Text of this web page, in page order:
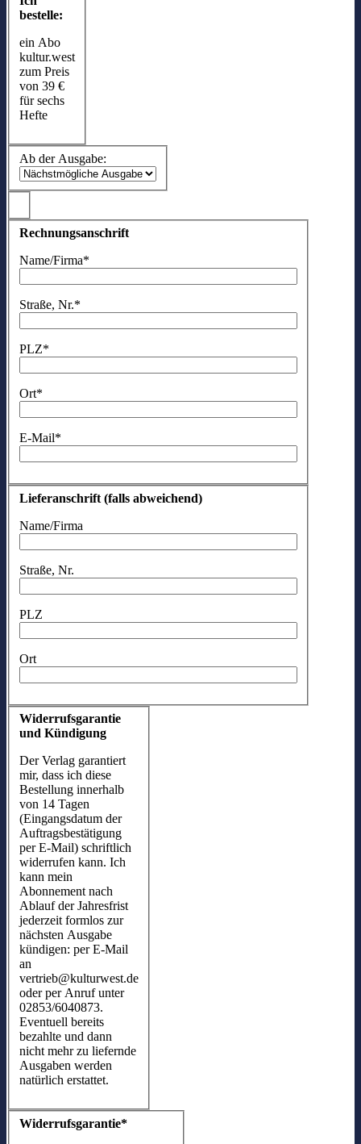
bestelle:
ein Abo
kultur.west
zum Preis
von 39 €
für sechs
Hefte
Ab der Ausgabe:
Rechnungsanschrift
Name/Firma*
Straße, Nr.*
PLZ*
Ort*
E-Mail*
Lieferanschrift (falls abweichend)
Name/Firma
Straße, Nr.
PLZ
Ort
Widerrufsgarantie
und Kündigung
Der Verlag garantiert
mir, dass ich diese
Bestellung innerhalb
von 14 Tagen
(Eingangsdatum der
Auftragsbestätigung
per E-Mail) schriftlich
widerrufen kann. Ich
kann mein
Abonnement nach
Ablauf der Jahresfrist
jederzeit formlos zur
nächsten Ausgabe
kündigen: per E-Mail
an
vertrieb@kulturwest.de
oder per Anruf unter
02853/6040873.
Eventuell bereits
bezahlte und dann
nicht mehr zu liefernde
Ausgaben werden
natürlich erstattet.
Widerrufsgarantie*